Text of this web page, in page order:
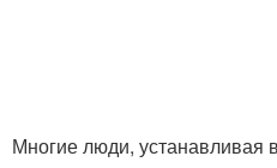
Многие люди, устанавливая